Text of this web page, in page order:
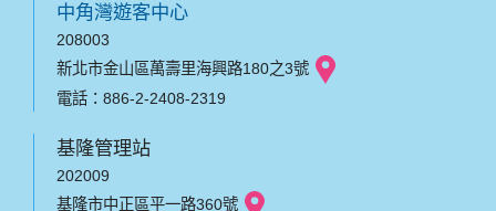
中角灣遊客中心
208003
新北市金山區萬壽里海興路180之3號
電話：886-2-2408-2319
基隆管理站
202009
基隆市中正區平一路360號